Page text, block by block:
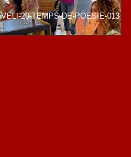
VELI-20-TEMPS-DE-POESIE-013